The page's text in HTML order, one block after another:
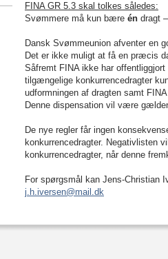
FINA GR 5.3 skal tolkes således:
Svømmere må kun bære én dragt
Dansk Svømmeunion afventer en
Det er ikke muligt at få en præcis
Såfremt FINA ikke har
tilgængelige konkurrencedragter
udformningen af dragten samt
Denne dispensation vil være
De nye regler får ingen
konkurrencedragter. Negativlisten
konkurrencedragter, når denne
For spørgsmål kan Jens-Christian
j.h.iversen@mail.dk